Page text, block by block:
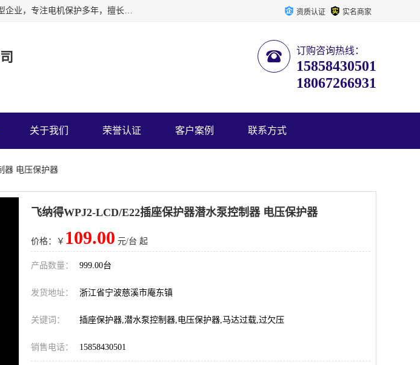
宁波飞纳得电器有限公司以工业电器为主导，集研发，制造，贸易，服务等功能于一体的科技型企业，专注电机保护多年，擅长单片机技术在工业控制、电力电子、汽车电子等领域的应用。主要产品有电机保护器，缺相保护器，相序保护器，电压电流表，浪涌保护器，温控器等我们的使命是通过系统的解决方案为客户创造高的价值，我们也热诚欢迎国内外客户来公司考察交流。 资质认证 实名商家
订购咨询热线：
15858430501
18067266931
关于我们 荣誉认证 客户案例 联系方式
器 电压保护器
飞纳得WPJ2-LCD/E22插座保护器潜水泵控制器 电压保护器
价格：￥ 109.00 元/台 起
产品数量： 999.00台
发货地址： 浙江省宁波慈溪市庵东镇
关键词： 插座保护器,潜水泵控制器,电压保护器,马达过载,过欠压
销售电话： 15858430501